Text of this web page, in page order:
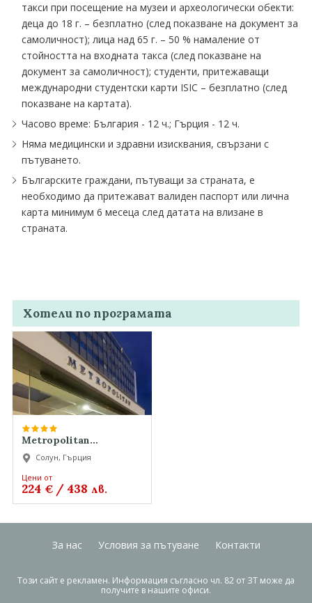
такси при посещение на музеи и археологически обекти:
деца до 18 г. – безплатно (след показване на документ за
самоличност); лица над 65 г. – 50 % намаление от
стойността на входната такса (след показване на
документ за самоличност); студенти, притежаващи
международни студентски карти ISIC – безплатно (след
показване на картата).
Часово време: България - 12 ч.; Гърция - 12 ч.
Няма медицински и здравни изисквания, свързани с
пътуването.
Българските граждани, пътуващи за страната, е
необходимо да притежават валиден паспорт или лична
карта минимум 6 месеца след датата на влизане в
страната.
Хотели по програмата
Metropolitan
Metropolitan
Metropolitan
Солун, Гърция
Цени от
224 €/ 438 лв.
За нас Условия за пътуване Контакти
Този сайт е рекламен. Информация съгласно чл. 82 от ЗТ може да
получите в нашите офиси.